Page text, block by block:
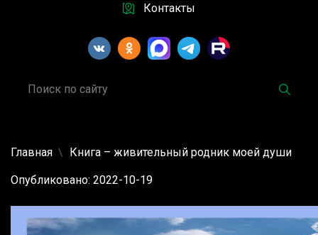
Контакты
Главная Книга – живительный родник моей души
Опубликовано: 2022-10-19